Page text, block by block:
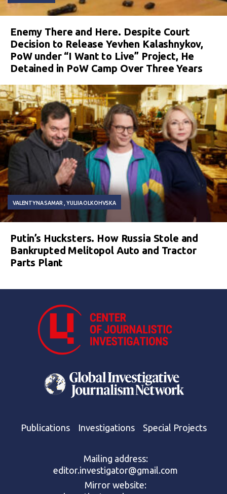
Enemy There and Here. Despite Court
Decision to Release Yevhen Kalashnykov,
PoW under “I Want to Live” Project, He
Detained in PoW Camp Over Three Years
VALENTYNA SAMAR YULIIA OLKOHVSKA
Putin’s Hucksters. How Russia Stole and
Bankrupted Melitopol Auto and Tractor
Parts Plant
Publications Investigations Special Projects
Mailing address:
editor.investigator@gmail.com
Mirror website: